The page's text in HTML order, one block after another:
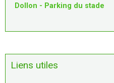
Dollon - Parking du stade
Liens utiles